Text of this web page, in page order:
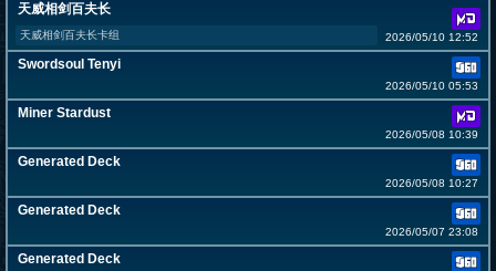
天威相剑百夫长
天威相剑百夫长卡组 2026/05/10 12:52
Swordsoul Tenyi
2026/05/10 05:53
Miner Stardust
2026/05/08 10:39
Generated Deck
2026/05/08 10:27
Generated Deck
2026/05/07 23:08
Generated Deck